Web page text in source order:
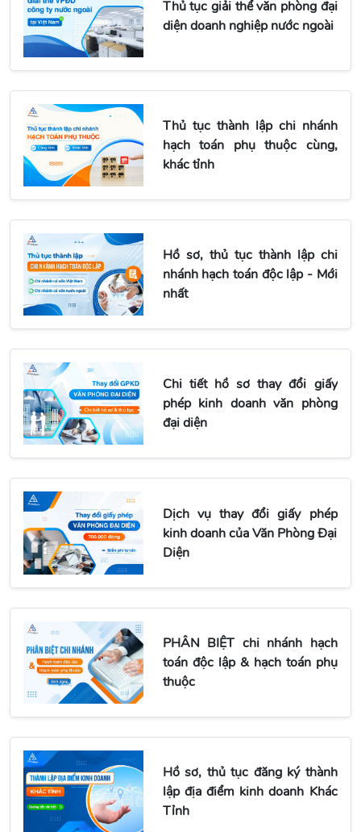
Thủ tục giải thể văn phòng đại
diện doanh nghiệp nước ngoài
Thủ tục thành lập chi nhánh
hạch toán phụ thuộc cùng,
khác tỉnh
Hồ sơ, thủ tục thành lập chi
nhánh hạch toán độc lập - Mới
nhất
Chi tiết hồ sơ thay đổi giấy
phép kinh doanh văn phòng
đại diện
Dịch vụ thay đổi giấy phép
kinh doanh của Văn Phòng Đại
Diện
PHÂN BIỆT chi nhánh hạch
toán độc lập & hạch toán phụ
thuộc
Hồ sơ, thủ tục đăng ký thành
lập địa điểm kinh doanh Khác
Tỉnh